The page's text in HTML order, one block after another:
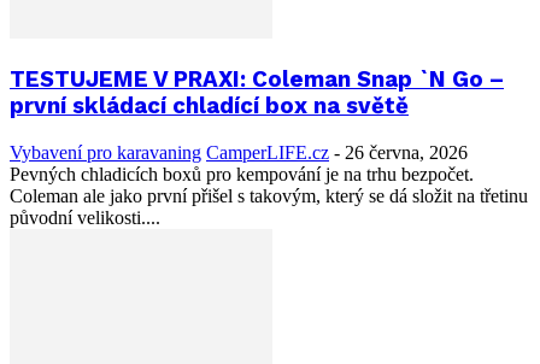
TESTUJEME V PRAXI: Coleman Snap `N Go –
první skládací chladící box na světě
Vybavení pro karavaning CamperLIFE.cz - 26 června, 2026
Pevných chladicích boxů pro kempování je na trhu bezpočet.
Coleman ale jako první přišel s takovým, který se dá složit na třetinu
původní velikosti....